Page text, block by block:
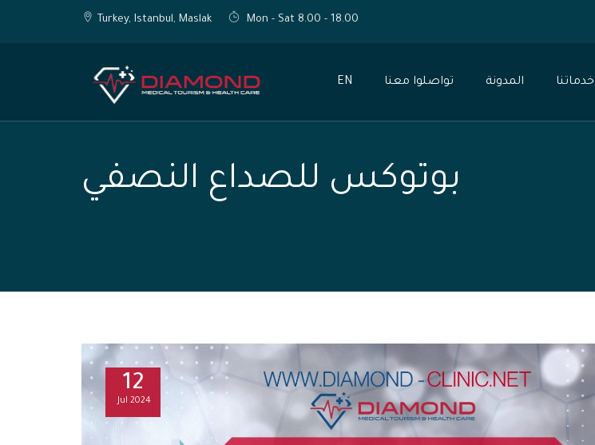
Turkey, Istanbul, Maslak Mon - Sat 8.00 - 18.00
EN تواصلوا معنا المدونة خدماتنا
بوتوكس للصداع النصفي
12
Jul 2024